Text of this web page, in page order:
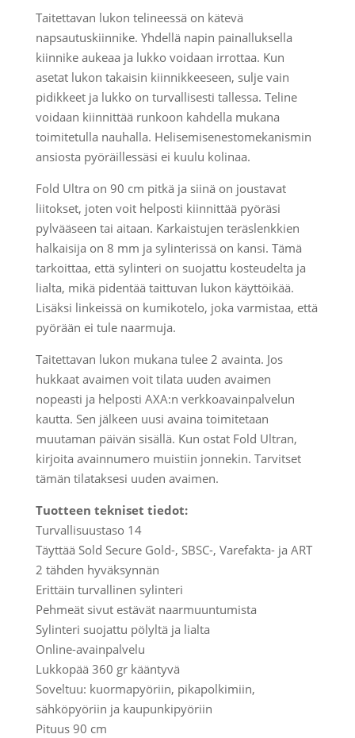
Taitettavan lukon telineessä on kätevä
napsautuskiinnike. Yhdellä napin painalluksella
kiinnike aukeaa ja lukko voidaan irrottaa. Kun
asetat lukon takaisin kiinnikkeeseen, sulje vain
pidikkeet ja lukko on turvallisesti tallessa. Teline
voidaan kiinnittää runkoon kahdella mukana
toimitetulla nauhalla. Helisemisenestomekanismin
ansiosta pyöräillessäsi ei kuulu kolinaa.
Fold Ultra on 90 cm pitkä ja siinä on joustavat
liitokset, joten voit helposti kiinnittää pyöräsi
pylvääseen tai aitaan. Karkaistujen teräslenkkien
halkaisija on 8 mm ja sylinterissä on kansi. Tämä
tarkoittaa, että sylinteri on suojattu kosteudelta ja
lialta, mikä pidentää taittuvan lukon käyttöikää.
Lisäksi linkeissä on kumikotelo, joka varmistaa, että
pyörään ei tule naarmuja.
Taitettavan lukon mukana tulee 2 avainta. Jos
hukkaat avaimen voit tilata uuden avaimen
nopeasti ja helposti AXA:n verkkoavainpalvelun
kautta. Sen jälkeen uusi avaina toimitetaan
muutaman päivän sisällä. Kun ostat Fold Ultran,
kirjoita avainnumero muistiin jonnekin. Tarvitset
tämän tilataksesi uuden avaimen.
Tuotteen tekniset tiedot:
Turvallisuustaso 14
Täyttää Sold Secure Gold-, SBSC-, Varefakta- ja ART
2 tähden hyväksynnän
Erittäin turvallinen sylinteri
Pehmeät sivut estävät naarmuuntumista
Sylinteri suojattu pölyltä ja lialta
Online-avainpalvelu
Lukkopää 360 gr kääntyvä
Soveltuu: kuormapyöriin, pikapolkimiin,
sähköpyöriin ja kaupunkipyöriin
Pituus 90 cm